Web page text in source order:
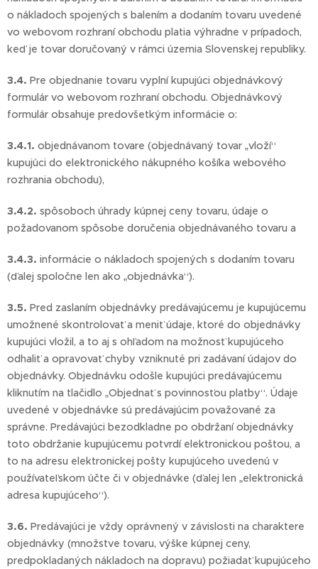
o nákladoch spojených s balením a dodaním tovaru uvedené
vo webovom rozhraní obchodu platia výhradne v prípadoch,
keď je tovar doručovaný v rámci územia Slovenskej republiky.
3.4. Pre objednanie tovaru vyplní kupujúci objednávkový
formulár vo webovom rozhraní obchodu. Objednávkový
formulár obsahuje predovšetkým informácie o:
3.4.1. objednávanom tovare (objednávaný tovar „vloží“
kupujúci do elektronického nákupného košíka webového
rozhrania obchodu),
3.4.2. spôsoboch úhrady kúpnej ceny tovaru, údaje o
požadovanom spôsobe doručenia objednávaného tovaru a
3.4.3. informácie o nákladoch spojených s dodaním tovaru
(ďalej spoločne len ako „objednávka“).
3.5. Pred zaslaním objednávky predávajúcemu je kupujúcemu
umožnené skontrolovať a meniť údaje, ktoré do objednávky
kupujúci vložil, a to aj s ohľadom na možnosť kupujúceho
odhaliť a opravovať chyby vzniknuté pri zadávaní údajov do
objednávky. Objednávku odošle kupujúci predávajúcemu
kliknutím na tlačidlo „Objednať s povinnosťou platby“. Údaje
uvedené v objednávke sú predávajúcim považované za
správne. Predávajúci bezodkladne po obdržaní objednávky
toto obdržanie kupujúcemu potvrdí elektronickou poštou, a
to na adresu elektronickej pošty kupujúceho uvedenú v
používateľskom účte či v objednávke (ďalej len „elektronická
adresa kupujúceho“).
3.6. Predávajúci je vždy oprávnený v závislosti na charaktere
objednávky (množstve tovaru, výške kúpnej ceny,
predpokladaných nákladoch na dopravu) požiadať kupujúceho